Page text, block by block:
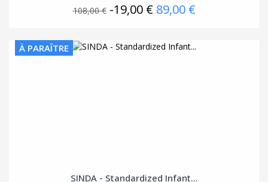
108,00 € -19,00 € 89,00 €
À PARAÎTRE
SINDA - Standardized Infant...